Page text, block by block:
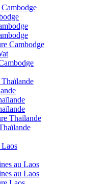
Cambodge
Thaïlande
au Laos
au Laos